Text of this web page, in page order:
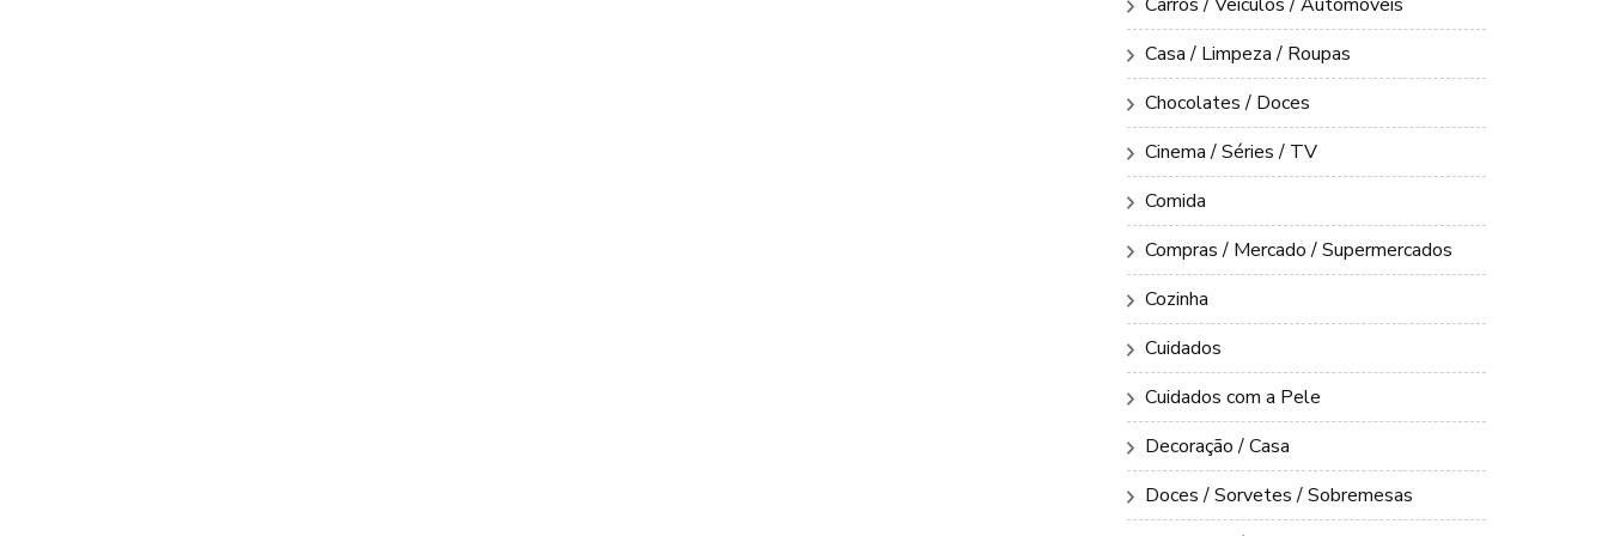
Casa / Limpeza / Roupas
Chocolates / Doces
Cinema / Séries / TV
Comida
Compras / Mercado / Supermercados
Cozinha
Cuidados
Cuidados com a Pele
Decoração / Casa
Doces / Sorvetes / Sobremesas